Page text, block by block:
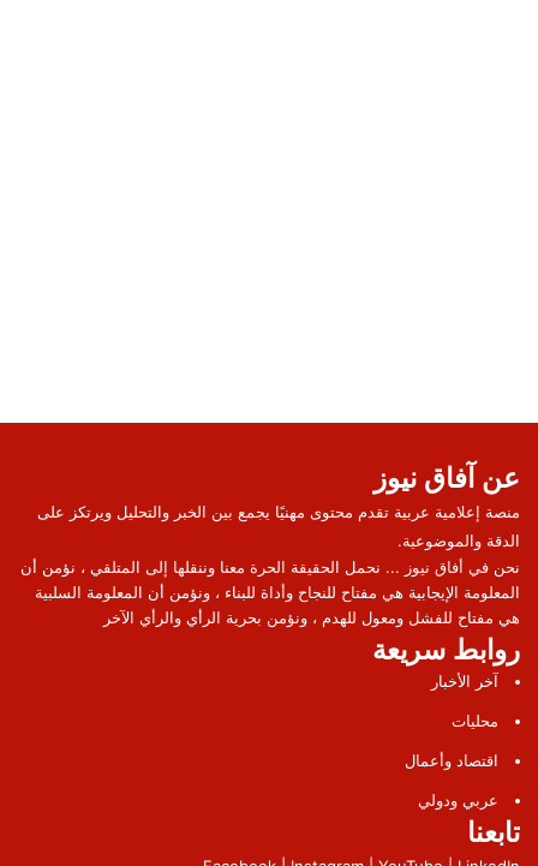
عن آفاق نيوز
منصة إعلامية عربية تقدم محتوى مهنيًا يجمع بين الخبر والتحليل ويرتكز على
الدقة والموضوعية.
نحن في أفاق نيوز ... نحمل الحقيقة الحرة معنا وننقلها إلى المتلقي ، نؤمن أن
المعلومة الإيجابية هي مفتاح للنجاح وأداة للبناء ، ونؤمن أن المعلومة السلبية
هي مفتاح للفشل ومعول للهدم ، ونؤمن بحرية الرأي والرأي الآخر
روابط سريعة
آخر الأخبار
محليات
اقتصاد وأعمال
عربي ودولي
تابعنا